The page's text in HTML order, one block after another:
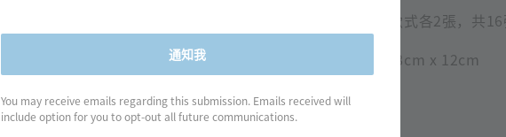
◍ 數量：8種款式各2張，共16
◍ 規格：每張8cm x 12cm
◍ 材質：紙
通知我
You may receive emails regarding this submission. Emails received will
include option for you to opt-out all future communications.